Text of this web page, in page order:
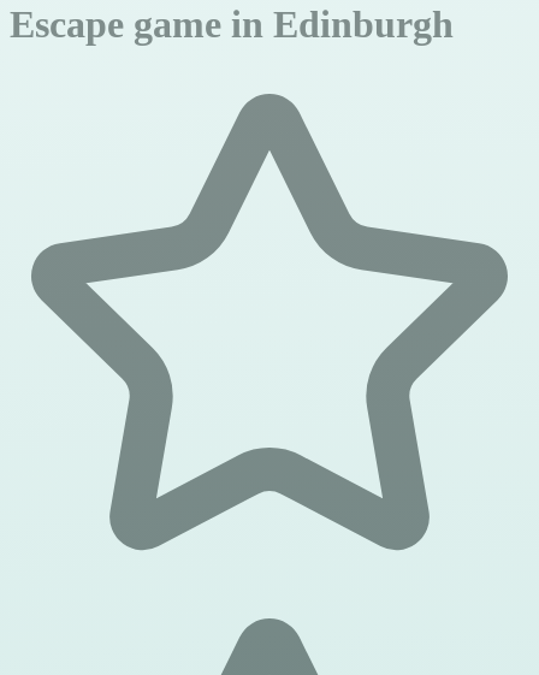
Escape game in Edinburgh